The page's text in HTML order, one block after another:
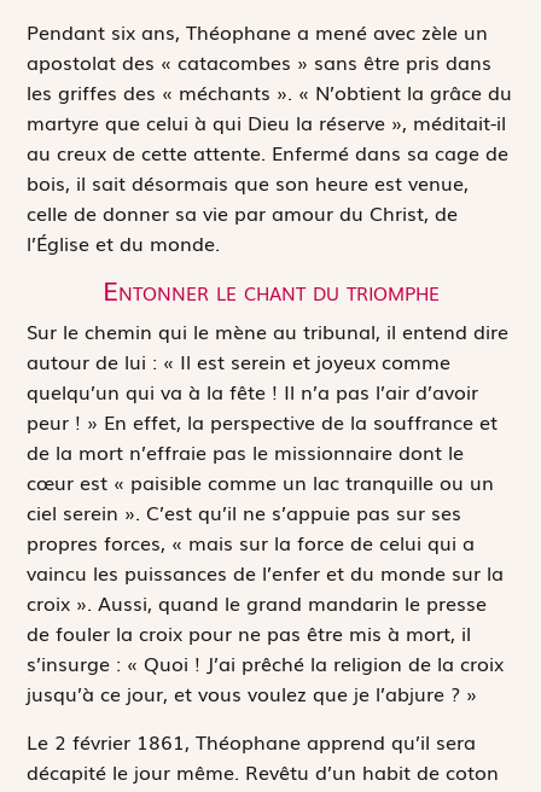
Pendant six ans, Théophane a mené avec zèle un
apostolat des « catacombes » sans être pris dans
les griffes des « méchants ». « N’obtient la grâce du
martyre que celui à qui Dieu la réserve », méditait-il
au creux de cette attente. Enfermé dans sa cage de
bois, il sait désormais que son heure est venue,
celle de donner sa vie par amour du Christ, de
l’Église et du monde.
Entonner le chant du triomphe
Sur le chemin qui le mène au tribunal, il entend dire
autour de lui : « Il est serein et joyeux comme
quelqu’un qui va à la fête ! Il n’a pas l’air d’avoir
peur ! » En effet, la perspective de la souffrance et
de la mort n’effraie pas le missionnaire dont le
cœur est « paisible comme un lac tranquille ou un
ciel serein ». C’est qu’il ne s’appuie pas sur ses
propres forces, « mais sur la force de celui qui a
vaincu les puissances de l’enfer et du monde sur la
croix ». Aussi, quand le grand mandarin le presse
de fouler la croix pour ne pas être mis à mort, il
s’insurge : « Quoi ! J’ai prêché la religion de la croix
jusqu’à ce jour, et vous voulez que je l’abjure ? »
Le 2 février 1861, Théophane apprend qu’il sera
décapité le jour même. Revêtu d’un habit de coton